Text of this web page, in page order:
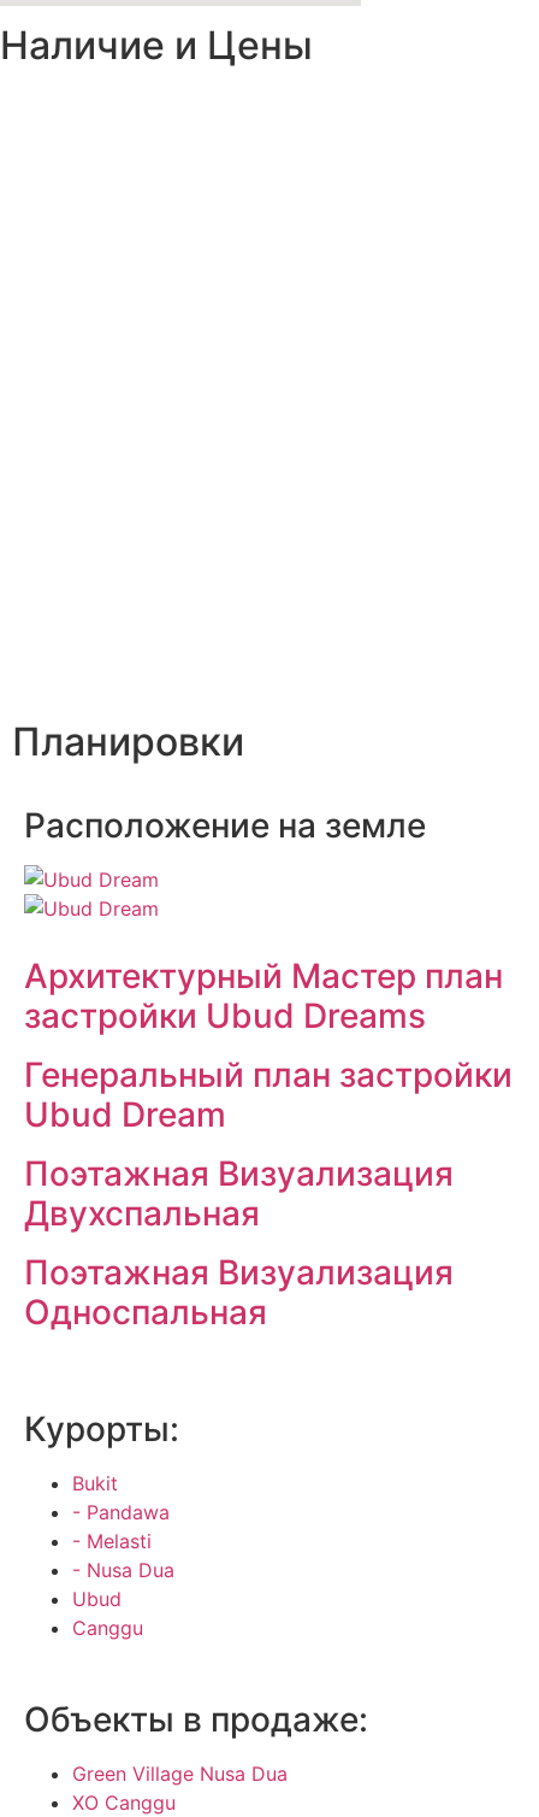
Наличие и Цены
Планировки
Расположение на земле
Архитектурный Мастер план
застройки Ubud Dreams
Генеральный план застройки
Ubud Dream
Поэтажная Визуализация
Двухспальная
Поэтажная Визуализация
Односпальная
Курорты:
Bukit
- Pandawa
- Melasti
- Nusa Dua
Ubud
Canggu
Объекты в продаже:
Green Village Nusa Dua
XO Canggu